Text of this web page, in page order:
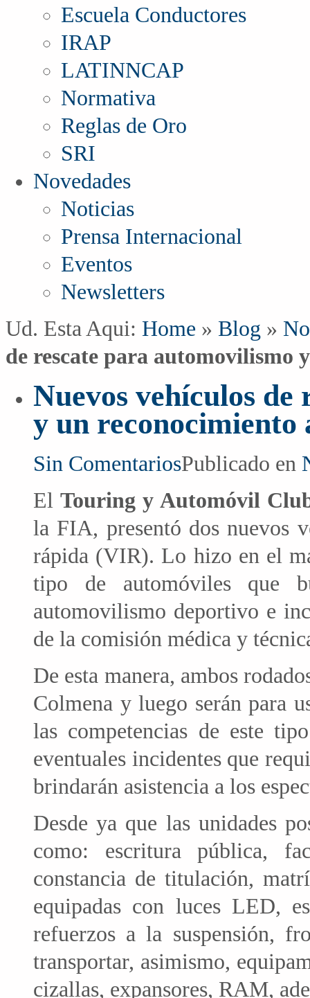
Escuela Conductores
IRAP
LATINNCAP
Normativa
Reglas de Oro
SRI
Novedades
Noticias
Prensa Internacional
Eventos
Newsletters
Ud. Esta Aqui: Home » Blog »
de rescate para automovilismo
Nuevos vehículos
y un reconocimiento
Sin ComentariosPublicado en
ElTouring y Automóvil
la FIA, presentó dos nuevos
rápida (VIR). Lo hizo en el
tipo de automóviles que
automovilismo deportivo e
de la comisión médica y
De esta manera, ambos
Colmena y luego serán para
las competencias de este
eventuales incidentes que
brindarán asistencia a los
Desde ya que las unidades
como: escritura pública,
constancia de titulación,
equipadas con luces LED,
refuerzos a la suspensión,
transportar, asimismo,
cizallas, expansores, RAM,